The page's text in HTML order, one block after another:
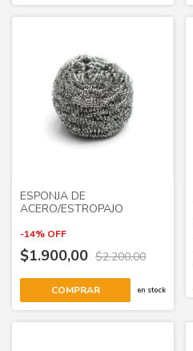
ESPONJA DE
ACERO/ESTROPAJO
-14% OFF
$1.900,00 $2.200,00
COMPRAR en stock